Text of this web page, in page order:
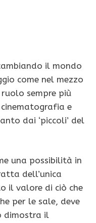
il mondo
come nel mezzo
sempre più
e
dai ‘piccoli’ del
una possibilità in
dell’unica
il valore di ciò che
per le sale, deve
dimostra il